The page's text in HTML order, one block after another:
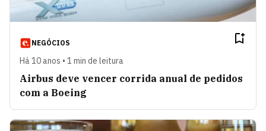
NEGÓCIOS
Há 10 anos • 1 min de leitura
Airbus deve vencer corrida anual de pedidos
com a Boeing